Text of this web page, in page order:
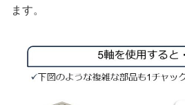
ます。